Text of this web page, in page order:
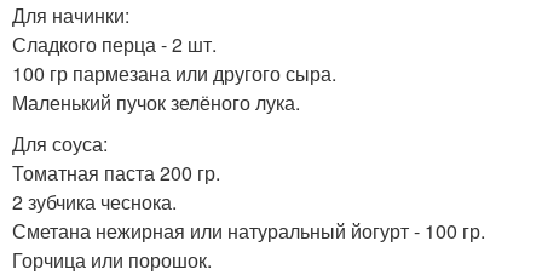
Для начинки:
Сладкого перца - 2 шт.
100 гр пармезана или другого сыра.
Маленький пучок зелёного лука.
Для соуса:
Томатная паста 200 гр.
2 зубчика чеснока.
Сметана нежирная или натуральный йогурт - 100 гр.
Горчица или порошок.